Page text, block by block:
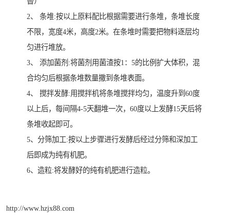
2、 条堆:按以上原料配比根据需要进行条堆，条堆长度
不限，宽度4米，高度2米。在条堆时需要把物料逐层均
匀进行堆放。
3、 添加菌剂:将菌剂用菌渣按1：5的比例扩大体积，混
合均匀后根据条堆数量撒到条堆表面。
4、 搅拌发酵:用搅拌机将条堆搅拌均匀，温度升到60度
以上后，每间隔4-5天翻堆一次，60度以上发酵15天后将
条堆收起即可。
5、分筛加工:按以上步骤进行发酵后经过分筛和深加工
后即成为纯有机肥。
6、造粒:将发酵好的纯有机肥进行造粒。
http://www.hzjx88.com